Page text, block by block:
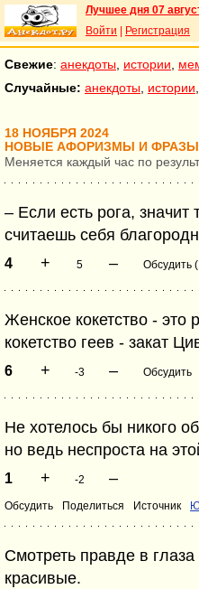
Лучшее дня 07
Войти
Регистрация
Свежие: анекдоты истории
Случайные: анекдоты истории
18 НОЯБРЯ 2024
НОВЫЕ АФОРИЗМЫ И
Меняется каждый час по
– Если есть рога,
считаешь себя
4 + 5 – Обсудить
Женское кокетство - это
кокетство геев - закат
6 + -3 – Обсудить
Не хотелось бы никого
но ведь неспроста на
1 + -2 –
Обсудить Поделиться Источник
Смотреть правде в
красивые.